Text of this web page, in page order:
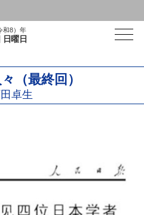
和8）年
日曜日
（最終回）
卓生